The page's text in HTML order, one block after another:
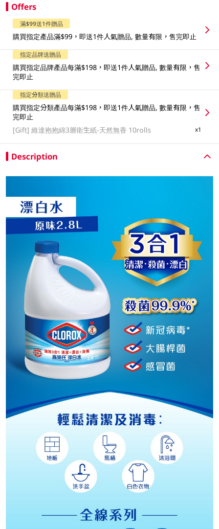
Offers
滿$99送1件贈品
購買指定產品滿$99，即送1件人氣贈品, 數量有限，售完即止
指定品牌送贈品
購買指定品牌產品每滿$198，即送1件人氣贈品, 數量有限，售
完即止
指定分類送贈品
購買指定分類產品每滿$198，即送1件人氣贈品, 數量有限，售
完即止
[Gift]維達抱抱綿3層衛生紙-天然無香 10rolls x1
Description